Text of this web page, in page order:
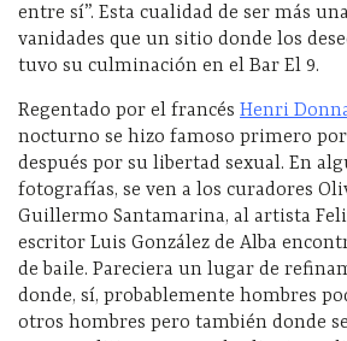
entre sí”. Esta cualidad de ser más
vanidades que un sitio donde los
tuvo su culminación en el Bar El 9.
Regentado por el francés Henri
nocturno se hizo famoso primero
después por su libertad sexual. En
fotografías, se ven a los curadores
Guillermo Santamarina, al artista
escritor Luis González de Alba
de baile. Pareciera un lugar de
donde, sí, probablemente hombres
otros hombres pero también donde